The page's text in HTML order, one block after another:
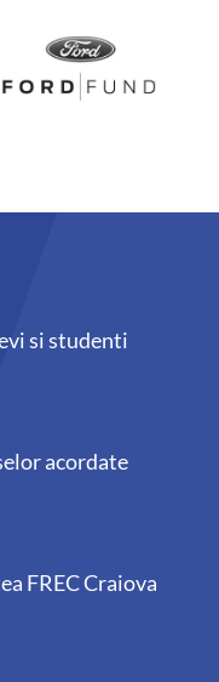
si studenti
acordate
FREC Craiova